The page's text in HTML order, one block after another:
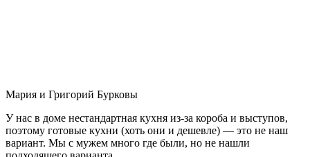
Мария и Григорий Бурковы
У нас в доме нестандартная кухня из-за короба и выступов,
поэтому готовые кухни (хоть они и дешевле) — это не наш
вариант. Мы с мужем много где были, но не нашли